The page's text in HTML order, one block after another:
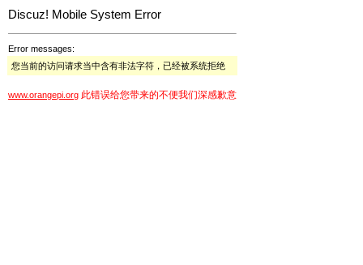
Discuz! Mobile System Error
Error messages:
您当前的访问请求当中含有非法字符，已经被系统拒绝
www.orangepi.org 此错误给您带来的不便我们深感歉意